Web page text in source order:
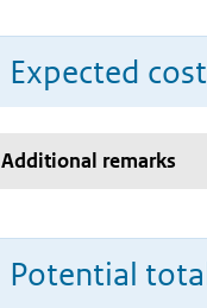
Expected
Additional remarks
Potential